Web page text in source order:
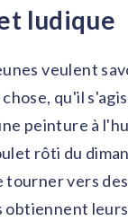
ludique
veulent
qu'il
peinture à
rôti du
tourner vers
obtiennent